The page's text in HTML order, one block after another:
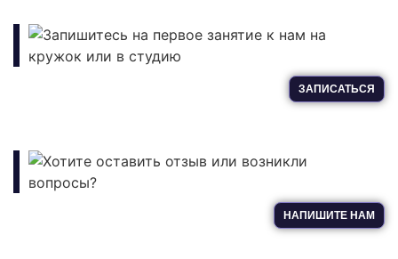
Запишитесь на первое занятие к нам на
кружок или в студию
ЗАПИСАТЬСЯ
Хотите оставить отзыв или возникли
вопросы?
НАПИШИТЕ НАМ